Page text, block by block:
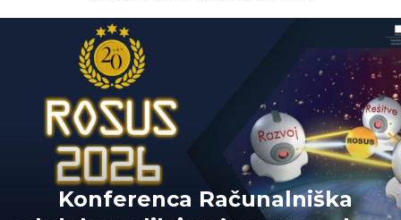
Konferenca Računalniška